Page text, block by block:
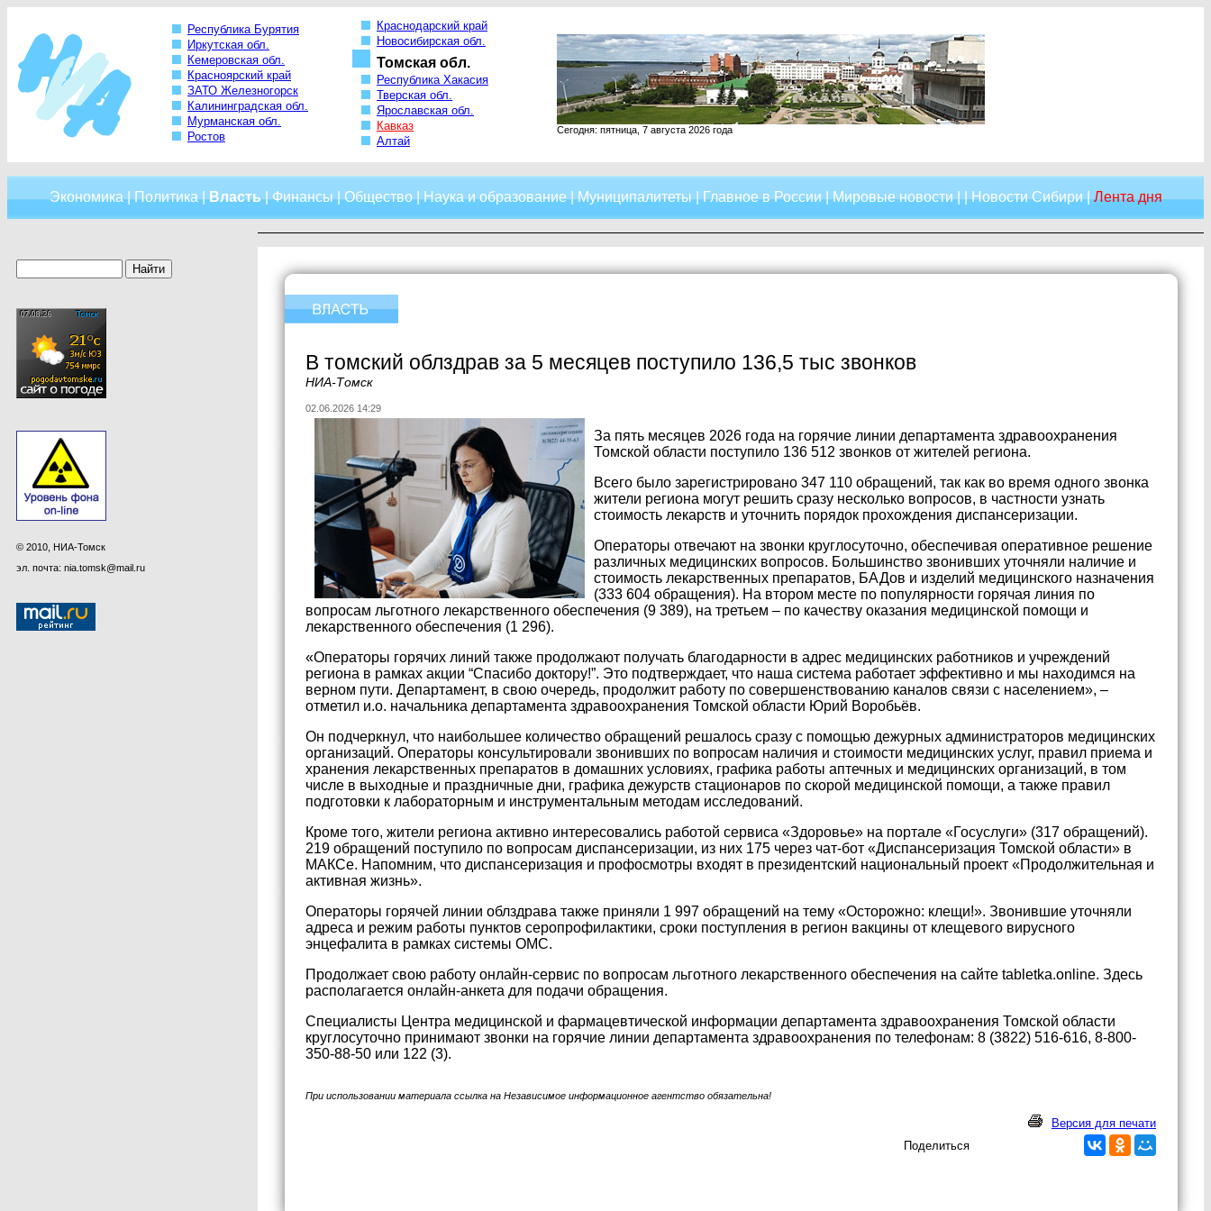
Республика Бурятия
Иркутская обл.
Кемеровская обл.
Красноярский край
ЗАТО Железногорск
Калининградская обл.
Мурманская обл.
Ростов
Краснодарский край
Новосибирская обл.
Томская обл.
Республика Хакасия
Тверская обл.
Ярославская обл.
Кавказ
Алтай
Сегодня: пятница, 7 августа 2026 года
Экономика|Политика|Власть|Финансы|Общество|Наука и образование|Муниципалитеты|Главное в России|Мировые новости| |Новости Сибири|Лента дня
© 2010, НИА-Томск
эл. почта: nia.tomsk@mail.ru
В томский облздрав за 5 месяцев поступило 136,5 тыс звонков
НИА-Томск
02.06.2026 14:29
За пять месяцев 2026 года на горячие линии департамента здравоохранения
Томской области поступило 136 512 звонков от жителей региона.
Всего было зарегистрировано 347 110 обращений, так как во время одного звонка
жители региона могут решить сразу несколько вопросов, в частности узнать
стоимость лекарств и уточнить порядок прохождения диспансеризации.
Операторы отвечают на звонки круглосуточно, обеспечивая оперативное решение
различных медицинских вопросов. Большинство звонивших уточняли наличие и
стоимость лекарственных препаратов, БАДов и изделий медицинского назначения
(333 604 обращения). На втором месте по популярности горячая линия по
вопросам льготного лекарственного обеспечения (9 389), на третьем – по качеству оказания медицинской помощи и
лекарственного обеспечения (1 296).
«Операторы горячих линий также продолжают получать благодарности в адрес медицинских работников и учреждений
региона в рамках акции “Спасибо доктору!”. Это подтверждает, что наша система работает эффективно и мы находимся на
верном пути. Департамент, в свою очередь, продолжит работу по совершенствованию каналов связи с населением», –
отметил и.о. начальника департамента здравоохранения Томской области Юрий Воробьёв.
Он подчеркнул, что наибольшее количество обращений решалось сразу с помощью дежурных администраторов медицинских
организаций. Операторы консультировали звонивших по вопросам наличия и стоимости медицинских услуг, правил приема и
хранения лекарственных препаратов в домашних условиях, графика работы аптечных и медицинских организаций, в том
числе в выходные и праздничные дни, графика дежурств стационаров по скорой медицинской помощи, а также правил
подготовки к лабораторным и инструментальным методам исследований.
Кроме того, жители региона активно интересовались работой сервиса «Здоровье» на портале «Госуслуги» (317 обращений).
219 обращений поступило по вопросам диспансеризации, из них 175 через чат-бот «Диспансеризация Томской области» в
МАКСе. Напомним, что диспансеризация и профосмотры входят в президентский национальный проект «Продолжительная и
активная жизнь».
Операторы горячей линии облздрава также приняли 1 997 обращений на тему «Осторожно: клещи!». Звонившие уточняли
адреса и режим работы пунктов серопрофилактики, сроки поступления в регион вакцины от клещевого вирусного
энцефалита в рамках системы ОМС.
Продолжает свою работу онлайн-сервис по вопросам льготного лекарственного обеспечения на сайте tabletka.online. Здесь
располагается онлайн-анкета для подачи обращения.
Специалисты Центра медицинской и фармацевтической информации департамента здравоохранения Томской области
круглосуточно принимают звонки на горячие линии департамента здравоохранения по телефонам: 8 (3822) 516-616, 8-800-
350-88-50 или 122 (3).
При использовании материала ссылка на Независимое информационное агентство обязательна!
Версия для печати
Поделиться